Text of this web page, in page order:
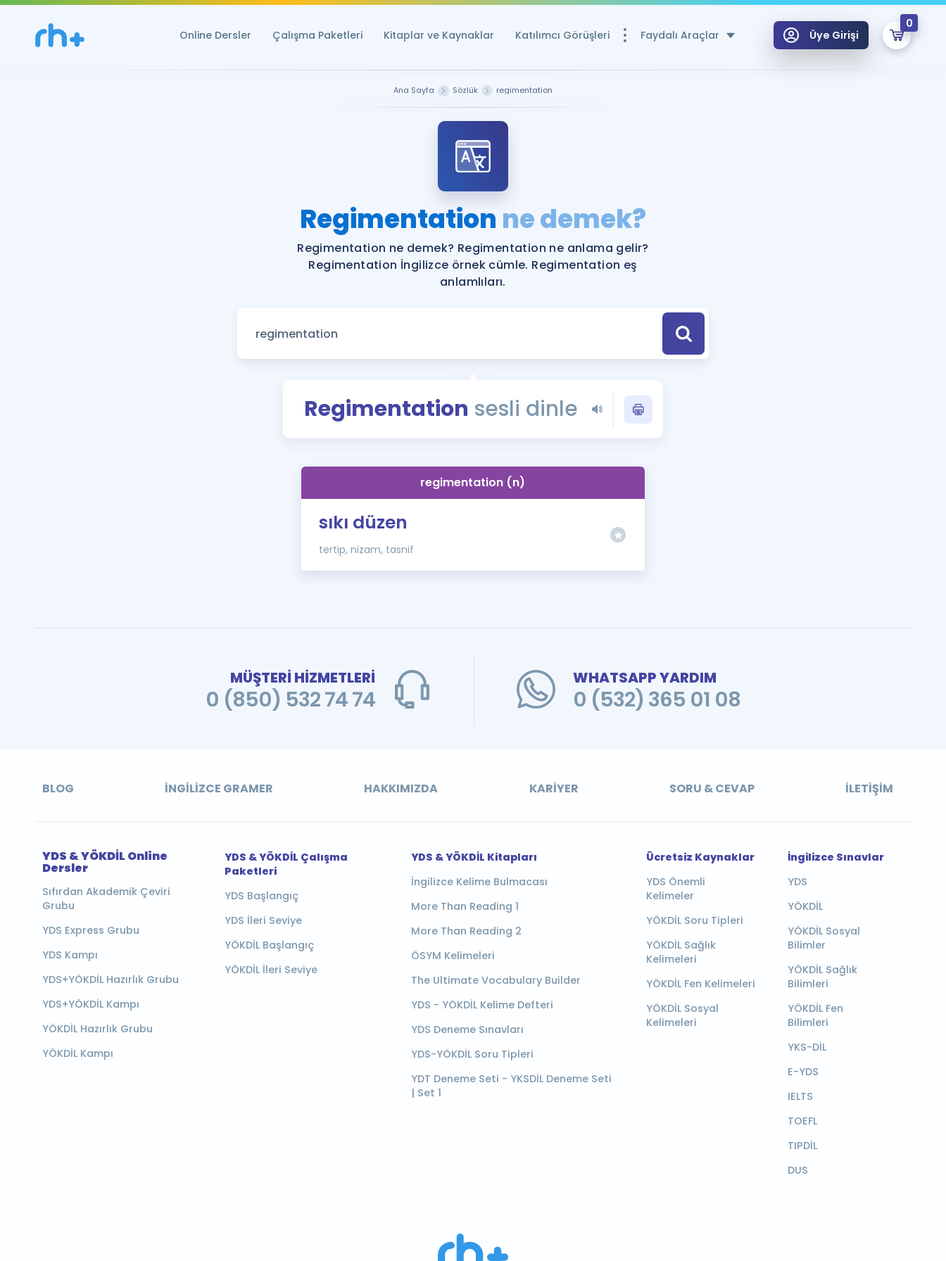
Online Dersler Çalışma Paketleri Kitaplar ve Kaynaklar Katılımcı Görüşleri Faydalı Araçlar
Ücretsiz Kaynaklar
YDS ve YÖKDİL Puan Hesaplama Aracı
YDS ve YÖKDİL'e Hazırlananlar için Öneriler
Eğitim ve Kitaplara Özel Fırsatlar
YDS - YÖKDİL Tüm Sınavlarla İlgili Haberler
İngilizce Gramer
İngilizce Gramer ve Konu Anlatımı
Üye Girişi
0
Remzi Hoca ile seni sınava hazırlayacak onlarca eğitim seni bekliyor!
Ana Sayfa Sözlük regimentation
Regimentation ne demek?
Regimentation ne demek? Regimentation ne anlama gelir?
Regimentation İngilizce örnek cümle. Regimentation eş
anlamlıları.
Regimentation sesli dinle
regimentation (n)
sıkı düzen
tertip, nizam, tasnif
MÜŞTERİ HİZMETLERİ
0 (850) 532 74 74
WHATSAPP YARDIM
0 (532) 365 01 08
BLOG İNGILIZCE GRAMER HAKKIMIZDA KARIYER SORU & CEVAP İLETIŞIM
YDS & YÖKDİL Online
Dersler
Sıfırdan Akademik Çeviri
Grubu
YDS Express Grubu
YDS Kampı
YDS+YÖKDİL Hazırlık Grubu
YDS+YÖKDİL Kampı
YÖKDİL Hazırlık Grubu
YÖKDİL Kampı
YDS & YÖKDİL Çalışma
Paketleri
YDS Başlangıç
YDS İleri Seviye
YÖKDİL Başlangıç
YÖKDİL İleri Seviye
YDS & YÖKDİL Kitapları
İngilizce Kelime Bulmacası
More Than Reading 1
More Than Reading 2
ÖSYM Kelimeleri
The Ultimate Vocabulary Builder
YDS - YÖKDİL Kelime Defteri
YDS Deneme Sınavları
YDS-YÖKDİL Soru Tipleri
YDT Deneme Seti - YKSDİL Deneme Seti
| Set 1
Ücretsiz Kaynaklar
YDS Önemli
Kelimeler
YÖKDİL Soru Tipleri
YÖKDİL Sağlık
Kelimeleri
YÖKDİL Fen Kelimeleri
YÖKDİL Sosyal
Kelimeleri
İngilizce Sınavlar
YDS
YÖKDİL
YÖKDİL Sosyal
Bilimler
YÖKDİL Sağlık
Bilimleri
YÖKDİL Fen
Bilimleri
YKS-DİL
E-YDS
IELTS
TOEFL
TIPDİL
DUS